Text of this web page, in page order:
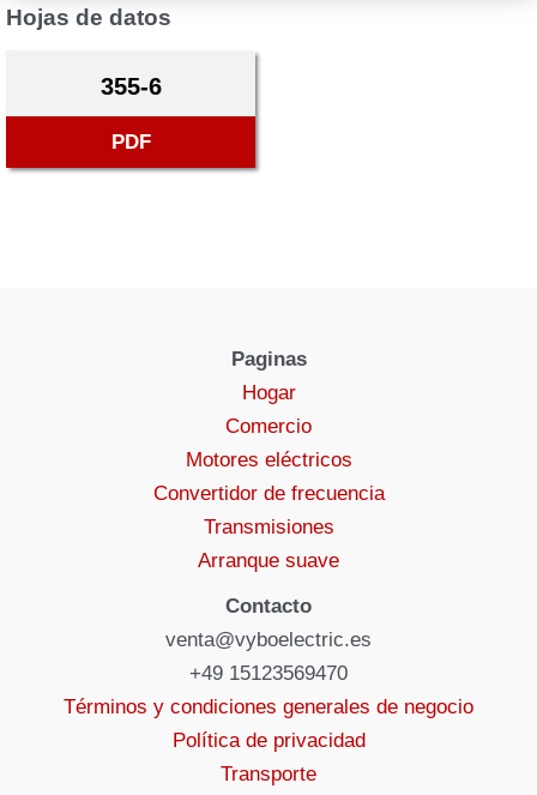
Hojas de datos
355-6
PDF
Paginas
Hogar
Comercio
Motores eléctricos
Convertidor de frecuencia
Transmisiones
Arranque suave
Contacto
venta@vyboelectric.es
+49 15123569470
Términos y condiciones generales de negocio
Política de privacidad
Transporte